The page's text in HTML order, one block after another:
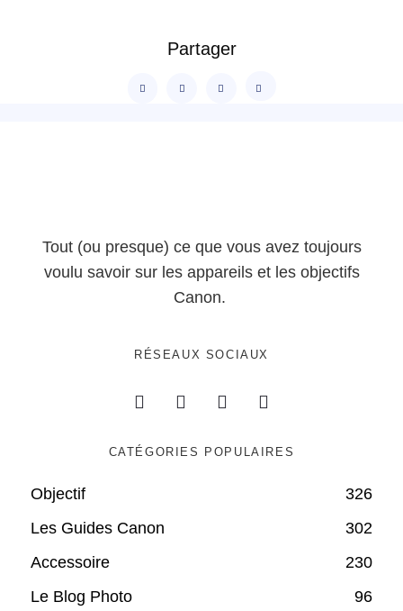
Partager
Tout (ou presque) ce que vous avez toujours
voulu savoir sur les appareils et les objectifs
Canon.
RÉSEAUX SOCIAUX
CATÉGORIES POPULAIRES
Objectif
326
Les Guides Canon
302
Accessoire
230
Le Blog Photo
96